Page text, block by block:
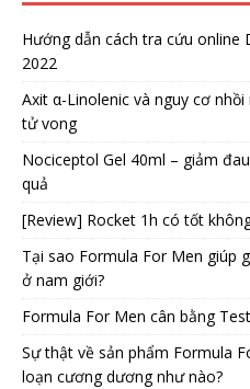
Hướng dẫn cách tra cứu online
2022
Axit α-Linolenic và nguy cơ
tử vong
Nociceptol Gel 40ml – giảm
quả
[Review] Rocket 1h có tốt
Tại sao Formula For Men giúp
ở nam giới?
Formula For Men cân bằng
Sự thật về sản phẩm Formula
loạn cương dương như nào?